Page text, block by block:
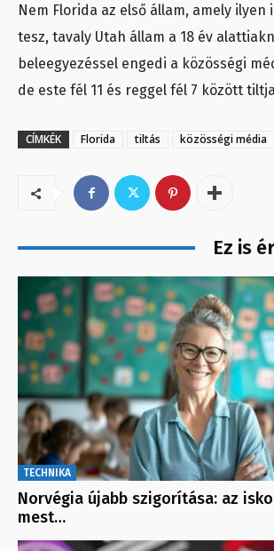
Nem Florida az első állam, amely
tesz, tavaly Utah állam a 18 év
beleegyezéssel engedi a közösségi
de este fél 11 és reggel fél 7 között
CÍMKÉK Florida tiltás közösségi média
Ez is
TECHNIKA
Norvégia újabb szigorítása: az
mest…